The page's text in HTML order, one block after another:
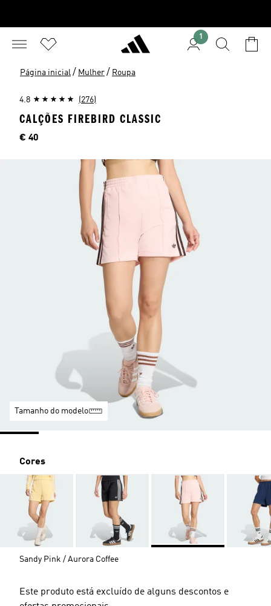
1
Página inicial / Mulher / Roupa
4.8 (276)
CALÇÕES FIREBIRD CLASSIC
Preço
€ 40
Tamanho do modelo
Cores
Sandy Pink / Aurora Coffee
Este produto está excluído de alguns descontos e